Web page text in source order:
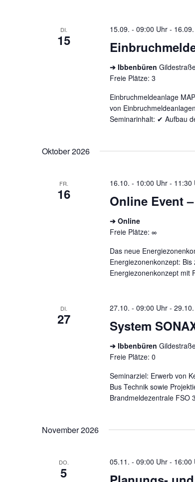
DI.
15
15.09. - 09:00 Uhr-
➔ Ibbenbüren
Freie Plätze: 3
Einbruchmeldeanlage
von
Seminarinhalt: ✔ Aufbau
Oktober 2026
FR.
16 Online Event
16.10. - 10:00 Uhr- 11:30
➔ Online
Freie Plätze: ∞
Das neue
Energiezonenkonzept:
Energiezonenkonzept mit
DI.
27 System
27.10. - 09:00 Uhr-
➔ Ibbenbüren
Freie Plätze: 0
Seminarziel: Erwerb von
Bus Technik sowie
Brandmeldezentrale FSO
November 2026
DO.
5
05.11. - 09:00 Uhr- 16:00